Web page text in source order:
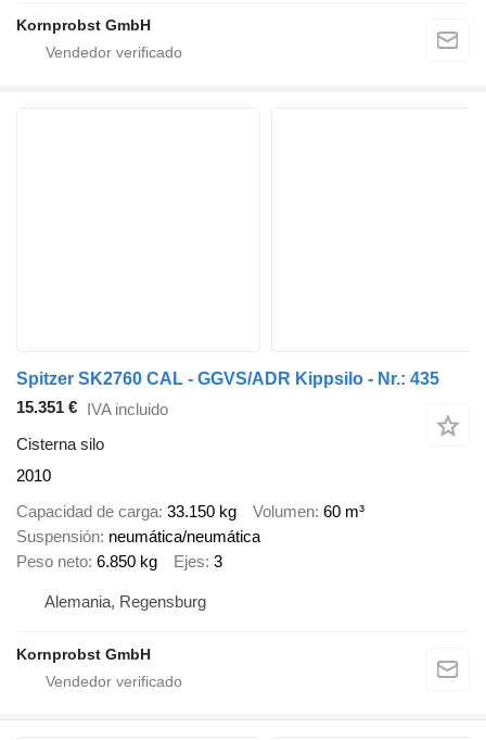
Kornprobst GmbH
Spitzer SK2760 CAL - GGVS/ADR Kippsilo - Nr.: 435
15.351 € IVA incluido
Cisterna silo
2010
Capacidad de carga 33.150 kg Volumen 60 m³
Suspensión neumática/neumática
Peso neto 6.850 kg Ejes 3
Alemania, Regensburg
Kornprobst GmbH